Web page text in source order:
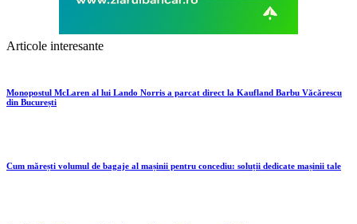
Articole interesante
Monopostul McLaren al lui Lando Norris a parcat direct la Kaufland Barbu Văcărescu
din București
Cum mărești volumul de bagaje al mașinii pentru concediu: soluții dedicate mașinii tale